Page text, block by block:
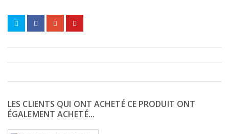
LES CLIENTS QUI ONT ACHETÉ CE PRODUIT ONT
ÉGALEMENT ACHETÉ...